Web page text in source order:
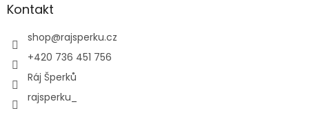
Kontakt
shop@rajsperku.cz
+420 736 451 756
Ráj Šperků
rajsperku_